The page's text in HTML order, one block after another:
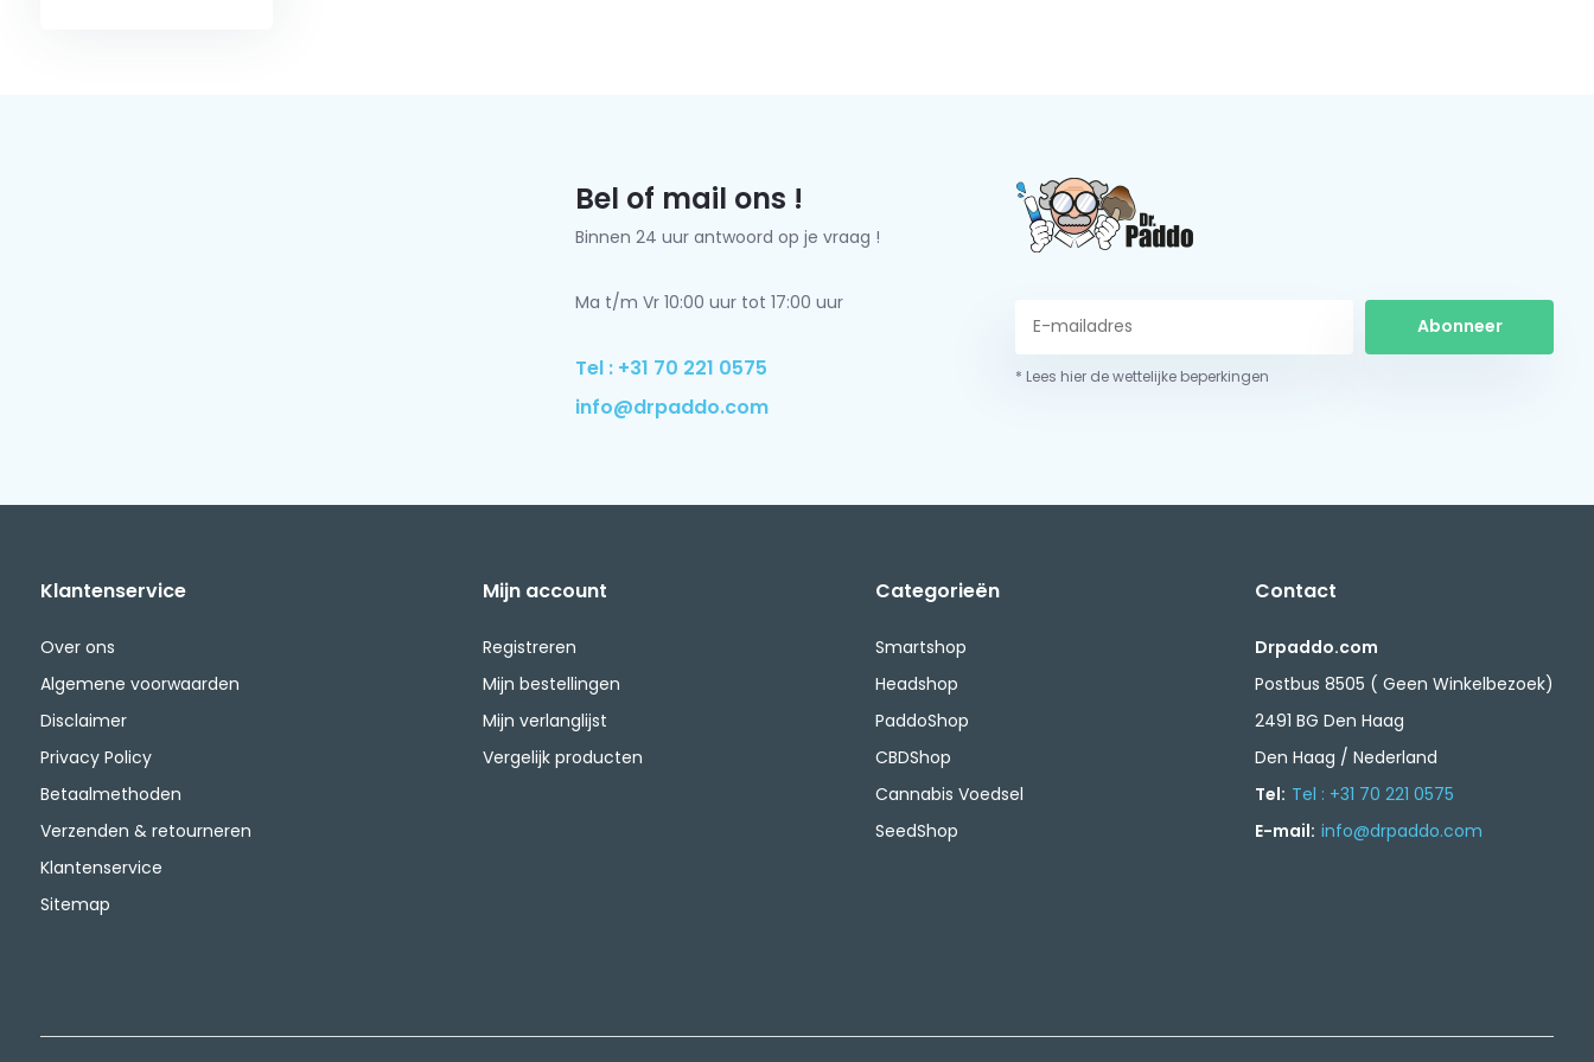
Bel of mail ons !
Binnen 24 uur antwoord op je vraag !
Ma t/m Vr 10:00 uur tot 17:00 uur
Tel : +31 70 221 0575
info@drpaddo.com
Abonneer
* Lees hier de wettelijke beperkingen
Klantenservice
Over ons
Algemene voorwaarden
Disclaimer
Privacy Policy
Betaalmethoden
Verzenden & retourneren
Klantenservice
Sitemap
Mijn account
Registreren
Mijn bestellingen
Mijn verlanglijst
Vergelijk producten
Categorieën
Smartshop
Headshop
PaddoShop
CBDShop
Cannabis Voedsel
SeedShop
Contact
Drpaddo.com
Postbus 8505 ( Geen Winkelbezoek)
2491 BG Den Haag
Den Haag / Nederland
Tel: Tel : +31 70 221 0575
E-mail: info@drpaddo.com